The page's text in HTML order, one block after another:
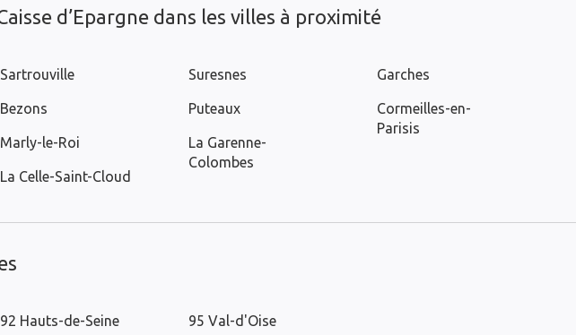
d’Epargne dans les villes à proximité
Sartrouville
Bezons
Marly-le-Roi
La Celle-Saint-Cloud
Suresnes
Puteaux
La Garenne-
Colombes
Garches
Cormeilles-en-
Parisis
92 Hauts-de-Seine 95 Val-d'Oise